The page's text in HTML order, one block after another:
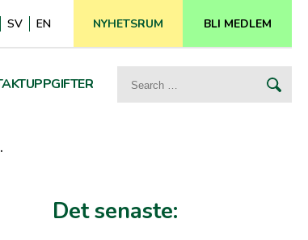
SV EN NYHETSRUM BLI MEDLEM
Search
for:
Det senaste: